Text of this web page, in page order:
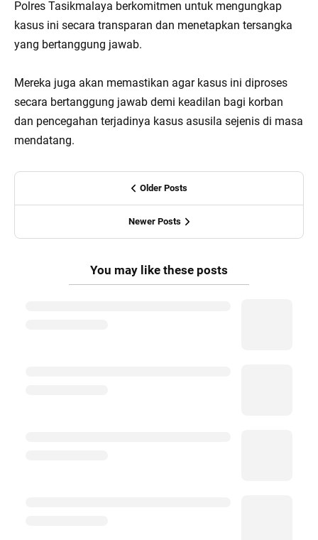
Polres Tasikmalaya berkomitmen untuk mengungkap
kasus ini secara transparan dan menetapkan tersangka
yang bertanggung jawab.
Mereka juga akan memastikan agar kasus ini diproses
secara bertanggung jawab demi keadilan bagi korban
dan pencegahan terjadinya kasus asusila sejenis di masa
mendatang.
Older Posts
Newer Posts
You may like these posts